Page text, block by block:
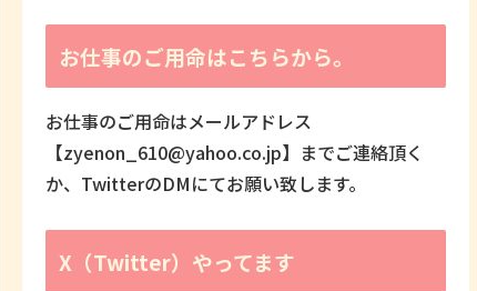
お仕事のご用命はこちらから。
お仕事のご用命はメールアドレス
【zyenon_610@yahoo.co.jp】までご連絡頂く
か、TwitterのDMにてお願い致します。
X（Twitter）やってます